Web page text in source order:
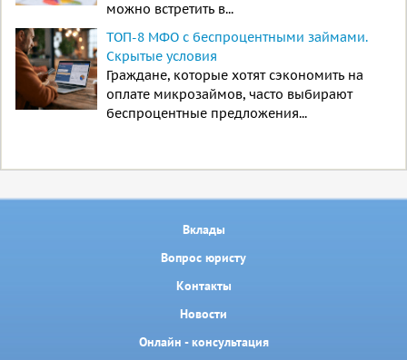
можно встретить в...
ТОП-8 МФО с беспроцентными займами.
Скрытые условия
Граждане, которые хотят сэкономить на
оплате микрозаймов, часто выбирают
беспроцентные предложения...
Вклады
Вопрос юристу
Контакты
Новости
Онлайн - консультация